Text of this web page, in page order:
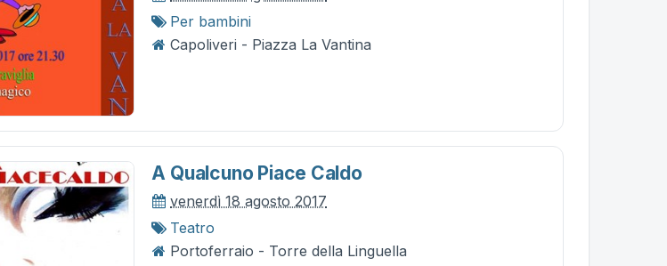
Per bambini
Capoliveri - Piazza La Vantina
A Qualcuno Piace Caldo
venerdì 18 agosto 2017
Teatro
Portoferraio - Torre della Linguella